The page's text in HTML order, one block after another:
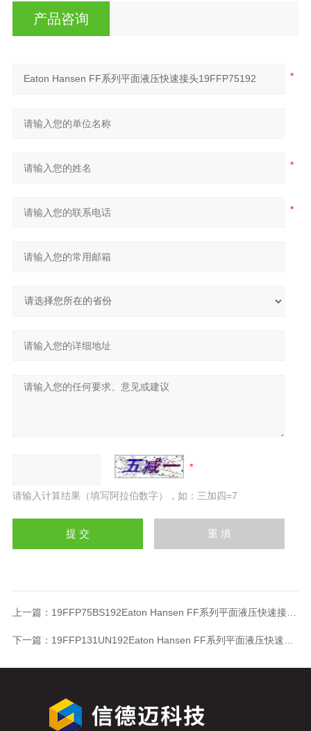
产品咨询
请输入计算结果（填写阿拉伯数字），如：三加四=7
上一篇： 19FFP75BS192Eaton Hansen FF系列平面液压快速接头19FFP75BS192
下一篇： 19FFP131UN192Eaton Hansen FF系列平面液压快速接头19FFP131UN192